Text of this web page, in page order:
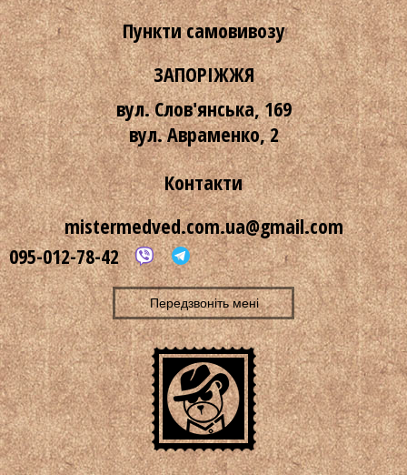
Пункти самовивозу
ЗАПОРІЖЖЯ
вул. Слов'янська, 169
вул. Авраменко, 2
Контакти
mistermedved.com.ua@gmail.com
095-012-78-42
Передзвоніть мені